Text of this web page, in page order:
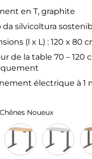
en T, graphite
da silvicoltura
(l x L) : 120 x 80
de la table 70 – 120
électrique à 1
Chênes Noueux